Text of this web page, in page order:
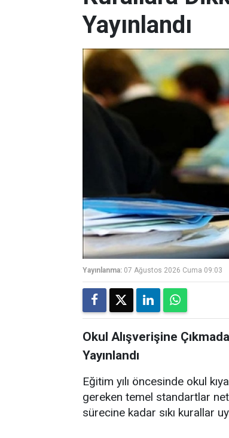
Yayınlandı
Yayınlanma: 07 Ağustos 2026 Cuma 09:03
Okul Alışverişine
Yayınlandı
Eğitim yılı öncesinde okul
gereken temel standartlar
sürecine kadar sıkı kurallar